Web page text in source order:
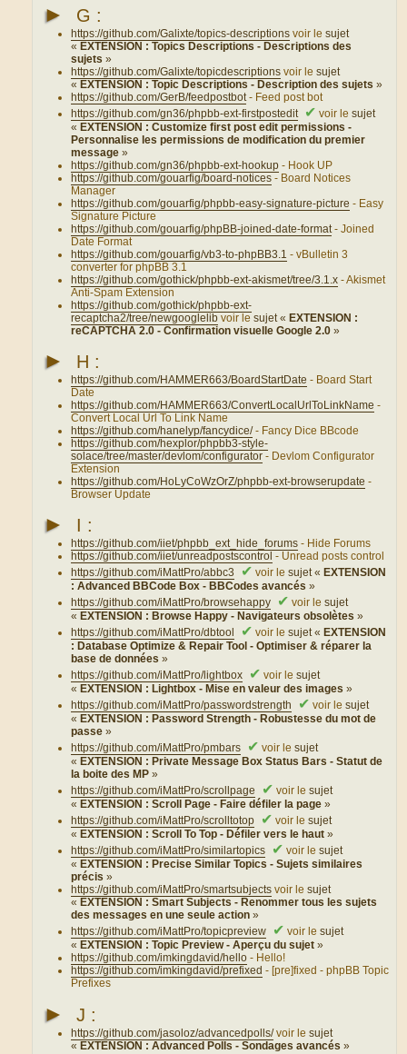
► G :
https://github.com/Galixte/topics-descriptions voir lesujet
« EXTENSION : Topics Descriptions - Descriptions des
sujets»
https://github.com/Galixte/topicdescriptions voir lesujet
« EXTENSION : Topic Descriptions - Description des sujets»
https://github.com/GerB/feedpostbot - Feed post bot
https://github.com/gn36/phpbb-ext-firstpostedit
✔ voir lesujet
« EXTENSION : Customize first post edit permissions -
Personnalise les permissions de modification du premier
message»
https://github.com/gn36/phpbb-ext-hookup - Hook UP
https://github.com/gouarfig/board-notices - Board Notices
Manager
https://github.com/gouarfig/phpbb-easy-signature-picture - Easy
Signature Picture
https://github.com/gouarfig/phpBB-joined-date-format - Joined
Date Format
https://github.com/gouarfig/vb3-to-phpBB3.1 - vBulletin 3
converter for phpBB 3.1
https://github.com/gothick/phpbb-ext-akismet/tree/3.1.x - Akismet
Anti-Spam Extension
https://github.com/gothick/phpbb-ext-
recaptcha2/tree/newgooglelib voir lesujet « EXTENSION :
reCAPTCHA 2.0 - Confirmation visuelle Google 2.0»
► H :
https://github.com/HAMMER663/BoardStartDate - Board Start
Date
https://github.com/HAMMER663/ConvertLocalUrlToLinkName -
Convert Local Url To Link Name
https://github.com/hanelyp/fancydice/- Fancy Dice BBcode
https://github.com/hexplor/phpbb3-style-
solace/tree/master/devlom/configurator - Devlom Configurator
Extension
https://github.com/HoLyCoWzOrZ/phpbb-ext-browserupdate -
Browser Update
► I :
https://github.com/iiet/phpbb_ext_hide_forums - Hide Forums
https://github.com/iiet/unreadpostscontrol - Unread posts control
https://github.com/iMattPro/abbc3
✔ voir lesujet « EXTENSION
: Advanced BBCode Box - BBCodes avancés»
https://github.com/iMattPro/browsehappy
✔ voir lesujet
« EXTENSION : Browse Happy - Navigateurs obsolètes»
https://github.com/iMattPro/dbtool
✔ voir lesujet « EXTENSION
: Database Optimize & Repair Tool - Optimiser & réparer la
base de données»
https://github.com/iMattPro/lightbox
✔ voir lesujet
« EXTENSION : Lightbox - Mise en valeur des images»
https://github.com/iMattPro/passwordstrength
✔ voir lesujet
« EXTENSION : Password Strength - Robustesse du mot de
passe»
https://github.com/iMattPro/pmbars
✔ voir lesujet
« EXTENSION : Private Message Box Status Bars - Statut de
la boite des MP»
https://github.com/iMattPro/scrollpage
✔ voir lesujet
« EXTENSION : Scroll Page - Faire défiler la page»
https://github.com/iMattPro/scrolltotop
✔ voir lesujet
« EXTENSION : Scroll To Top - Défiler vers le haut»
https://github.com/iMattPro/similartopics
✔ voir lesujet
« EXTENSION : Precise Similar Topics - Sujets similaires
précis»
https://github.com/iMattPro/smartsubjects voir lesujet
« EXTENSION : Smart Subjects - Renommer tous les sujets
des messages en une seule action»
https://github.com/iMattPro/topicpreview
✔ voir lesujet
« EXTENSION : Topic Preview - Aperçu du sujet»
https://github.com/imkingdavid/hello - Hello!
https://github.com/imkingdavid/prefixed - [pre]fixed - phpBB Topic
Prefixes
► J :
https://github.com/jasoloz/advancedpolls/voir lesujet
« EXTENSION : Advanced Polls - Sondages avancés»